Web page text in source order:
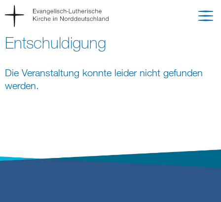
Entschuldigung
Die Veranstaltung konnte leider nicht gefunden
werden.